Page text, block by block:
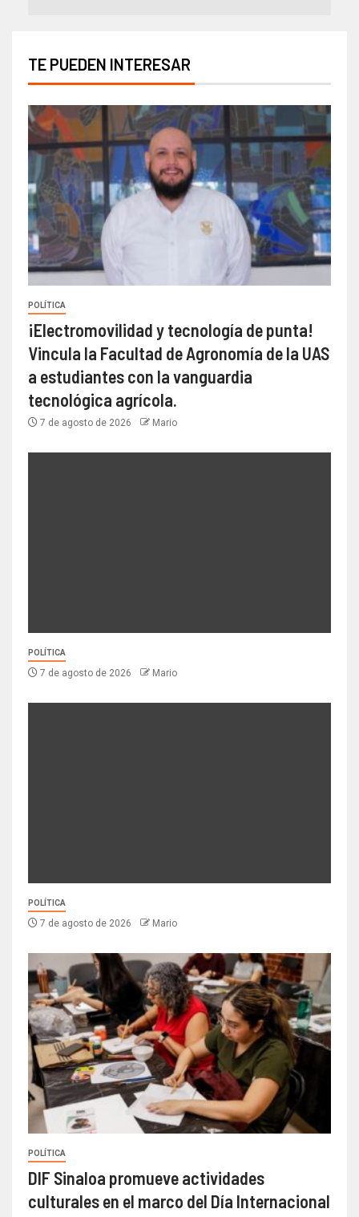
TE PUEDEN INTERESAR
POLÍTICA
¡Electromovilidad y tecnología de punta!
Vincula la Facultad de Agronomía de la UAS
a estudiantes con la vanguardia
tecnológica agrícola.
7 de agosto de 2026 Mario
POLÍTICA
7 de agosto de 2026 Mario
POLÍTICA
7 de agosto de 2026 Mario
POLÍTICA
DIF Sinaloa promueve actividades
culturales en el marco del Día Internacional